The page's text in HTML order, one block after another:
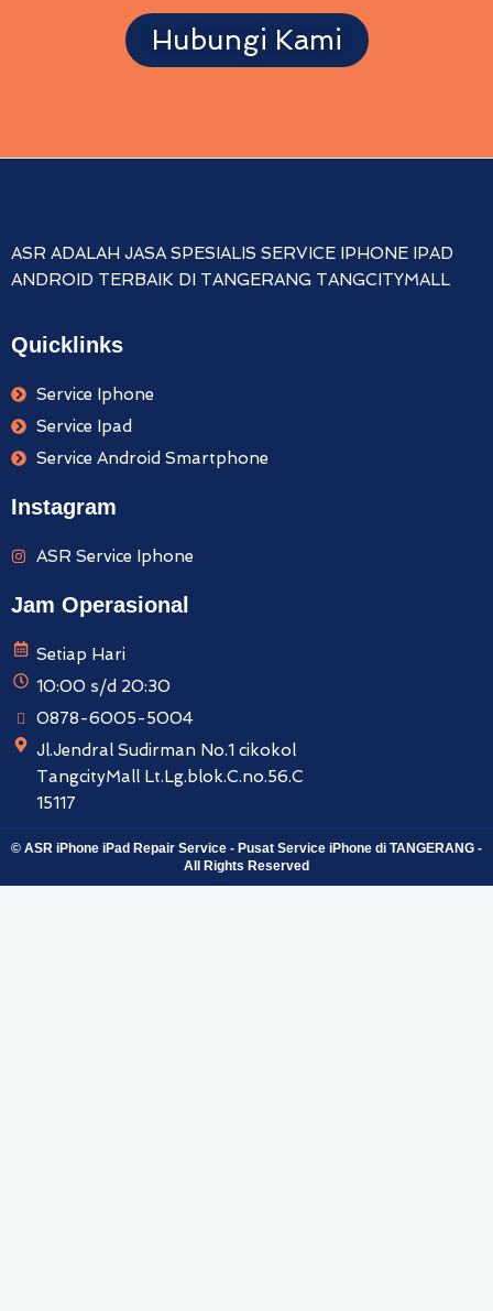
Hubungi Kami
ASR ADALAH JASA SPESIALIS SERVICE IPHONE IPAD
ANDROID TERBAIK DI TANGERANG TANGCITYMALL
Quicklinks
Service Iphone
Service Ipad
Service Android Smartphone
Instagram
ASR Service Iphone
Jam Operasional
Setiap Hari
10:00 s/d 20:30
0878-6005-5004
Jl.Jendral Sudirman No.1 cikokol
TangcityMall Lt.Lg.blok.C.no.56.C
15117
© ASR iPhone iPad Repair Service - Pusat Service iPhone di TANGERANG -
All Rights Reserved